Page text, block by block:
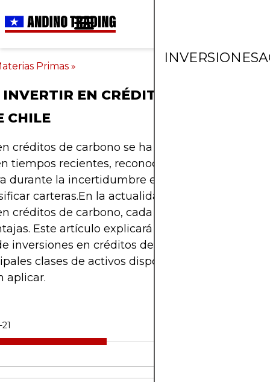
INVERSIONES
Primas »
EN CRÉDITOS DE
CHILE
créditos de carbono se ha convertido en una
tiempos recientes, reconocido tanto como una
durante la incertidumbre económica como
carteras.En la actualidad, hay varias
créditos de carbono, cada una con sus propias
Este artículo explicará cómo invertir y las
inversiones en créditos de carbono, con un
clases de activos disponibles y las
aplicar.